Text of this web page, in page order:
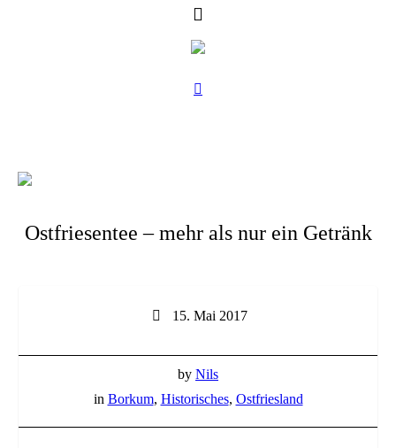
Ostfriesentee – mehr als nur ein Getränk
15. Mai 2017
by Nils
in Borkum, Historisches, Ostfriesland